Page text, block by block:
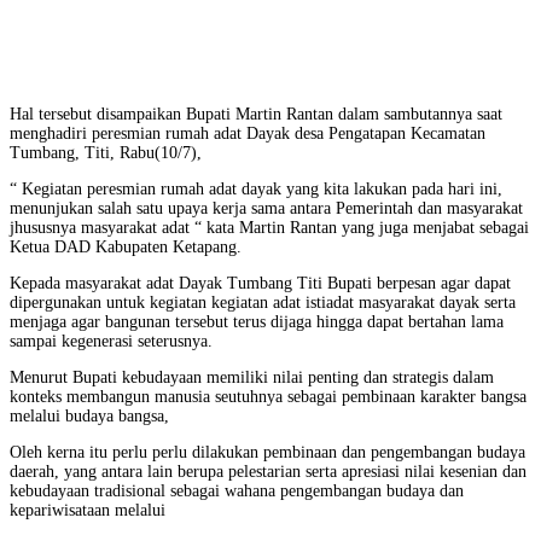
Hal tersebut disampaikan Bupati Martin Rantan dalam sambutannya saat
menghadiri peresmian rumah adat Dayak desa Pengatapan Kecamatan
Tumbang, Titi, Rabu(10/7),
“ Kegiatan peresmian rumah adat dayak yang kita lakukan pada hari ini,
menunjukan salah satu upaya kerja sama antara Pemerintah dan masyarakat
jhususnya masyarakat adat “ kata Martin Rantan yang juga menjabat sebagai
Ketua DAD Kabupaten Ketapang.
Kepada masyarakat adat Dayak Tumbang Titi Bupati berpesan agar dapat
dipergunakan untuk kegiatan kegiatan adat istiadat masyarakat dayak serta
menjaga agar bangunan tersebut terus dijaga hingga dapat bertahan lama
sampai kegenerasi seterusnya.
Menurut Bupati kebudayaan memiliki nilai penting dan strategis dalam
konteks membangun manusia seutuhnya sebagai pembinaan karakter bangsa
melalui budaya bangsa,
Oleh kerna itu perlu perlu dilakukan pembinaan dan pengembangan budaya
daerah, yang antara lain berupa pelestarian serta apresiasi nilai kesenian dan
kebudayaan tradisional sebagai wahana pengembangan budaya dan
kepariwisataan melalui